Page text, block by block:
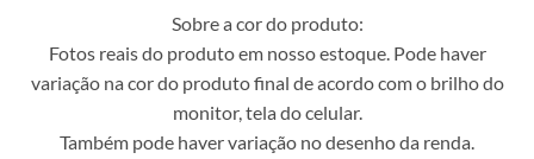
Sobre a cor do produto:
Fotos reais do produto em nosso estoque. Pode haver
variação na cor do produto final de acordo com o brilho do
monitor, tela do celular.
Também pode haver variação no desenho da renda.